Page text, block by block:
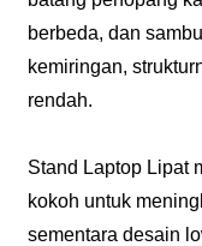
berbeda, dan
kemiringan,
rendah.
Stand Laptop Lipat
kokoh untuk
sementara desain